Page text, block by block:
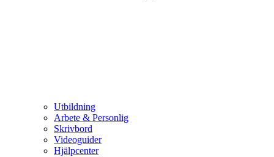
Utbildning
Arbete & Personlig
Skrivbord
Videoguider
Hjälpcenter